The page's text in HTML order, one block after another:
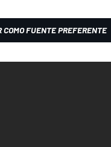
COMO FUENTE PREFERENTE